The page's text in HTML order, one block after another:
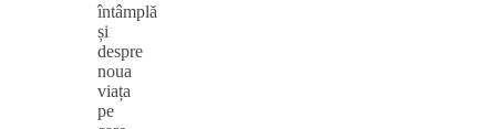
întâmplă
și
despre
noua
viața
pe